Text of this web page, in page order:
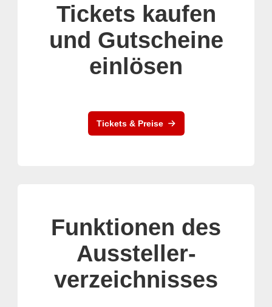
Tickets kaufen
und Gutscheine
einlösen
Tickets & Preise
Funktionen des
Aussteller-
verzeichnisses